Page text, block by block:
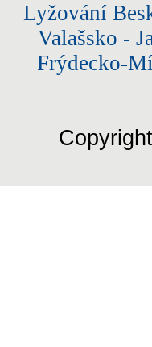
Lyžování
Valašsko -
Frýdecko-